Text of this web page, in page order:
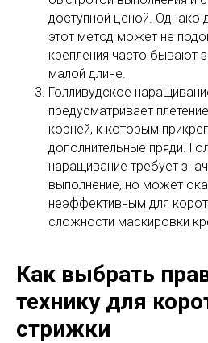
доступной ценой. Однако
этот метод может не
крепления часто бывают
малой длине.
Голливудское
предусматривает
корней, к которым
дополнительные пряди.
наращивание требует
выполнение, но может
неэффективным для
сложности маскировки
Как выбрать
технику для
стрижки